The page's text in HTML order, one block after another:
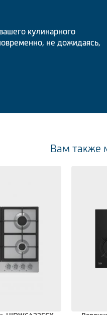
кулинарного
не дожидаясь,
Вам также